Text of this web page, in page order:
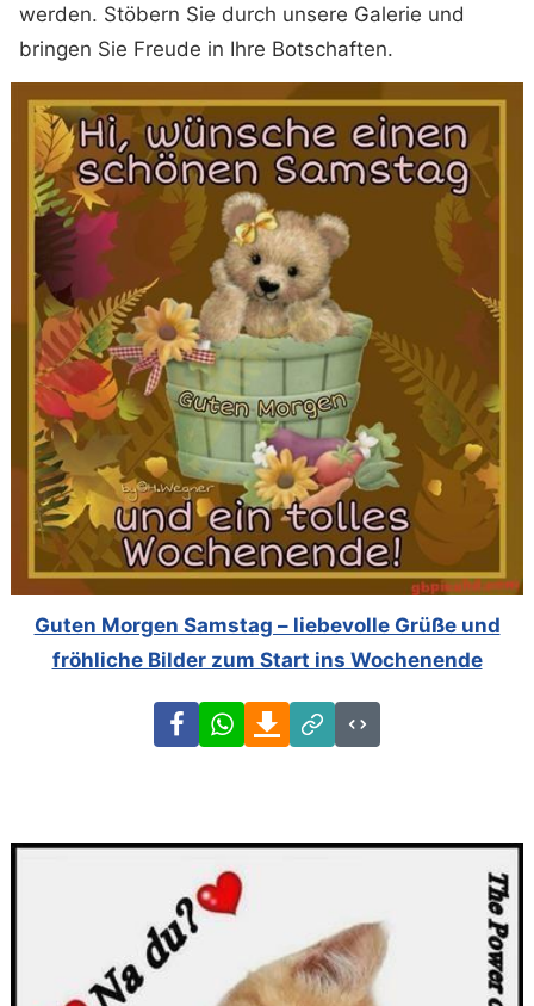
werden. Stöbern Sie durch unsere Galerie und
bringen Sie Freude in Ihre Botschaften.
Guten Morgen Samstag – liebevolle Grüße und
fröhliche Bilder zum Start ins Wochenende
FacebookWhatsAppDownload
Link
Code